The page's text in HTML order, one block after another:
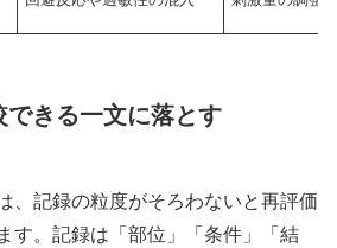
きる一文に落とす
、記録の粒度がそろわないと再評価
す。記録は「部位」「条件」「結